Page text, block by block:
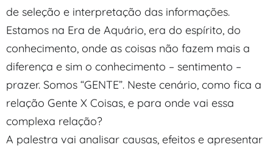
de seleção e interpretação das informações.
Estamos na Era de Aquário, era do espírito, do
conhecimento, onde as coisas não fazem mais a
diferença e sim o conhecimento – sentimento –
prazer. Somos “GENTE”. Neste cenário, como fica a
relação Gente X Coisas, e para onde vai essa
complexa relação?
A palestra vai analisar causas, efeitos e apresentar